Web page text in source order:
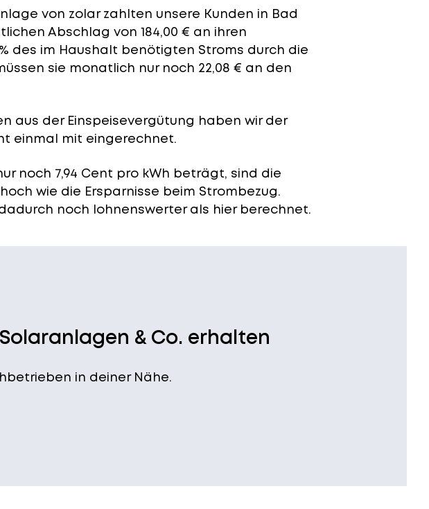
von zolar zahlten unsere Kunden in Bad
Abschlag von 184,00 € an ihren
des im Haushalt benötigten Stroms durch die
sie monatlich nur noch 22,08 € an den
aus der Einspeisevergütung haben wir der
einmal mit eingerechnet.
noch 7,94 Cent pro kWh beträgt, sind die
wie die Ersparnisse beim Strombezug.
noch lohnenswerter als hier berechnet.
& Co. erhalten
in deiner Nähe.